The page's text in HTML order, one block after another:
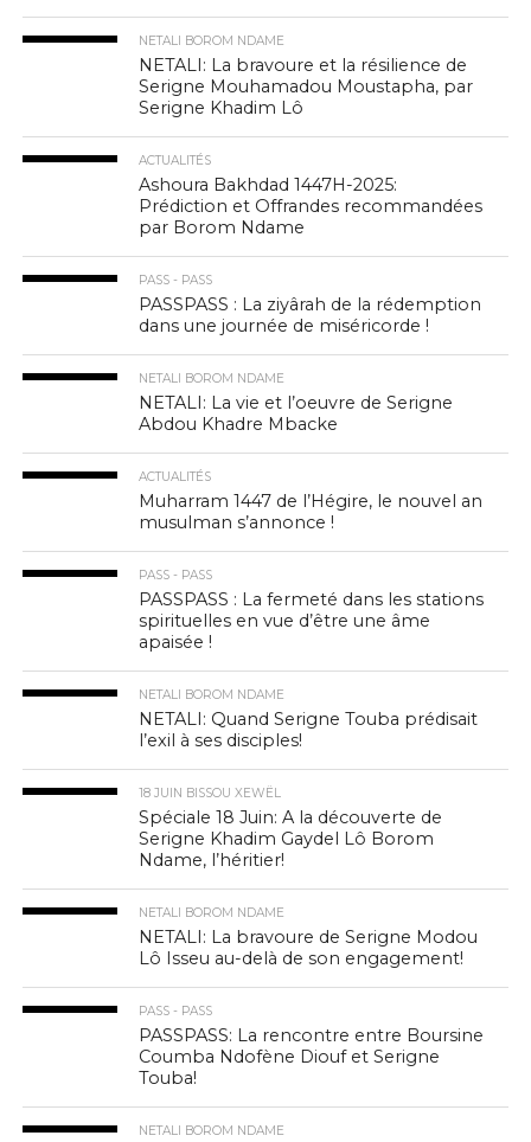
NETALI BOROM NDAME
NETALI: La bravoure et la résilience de
Serigne Mouhamadou Moustapha, par
Serigne Khadim Lô
ACTUALITÉS
Ashoura Bakhdad 1447H-2025:
Prédiction et Offrandes recommandées
par Borom Ndame
PASS - PASS
PASSPASS : La ziyârah de la rédemption
dans une journée de miséricorde !
NETALI BOROM NDAME
NETALI: La vie et l’oeuvre de Serigne
Abdou Khadre Mbacke
ACTUALITÉS
Muharram 1447 de l’Hégire, le nouvel an
musulman s’annonce !
PASS - PASS
PASSPASS : La fermeté dans les stations
spirituelles en vue d’être une âme
apaisée !
NETALI BOROM NDAME
NETALI: Quand Serigne Touba prédisait
l’exil à ses disciples!
18 JUIN BISSOU XEWËL
Spéciale 18 Juin: A la découverte de
Serigne Khadim Gaydel Lô Borom
Ndame, l’héritier!
NETALI BOROM NDAME
NETALI: La bravoure de Serigne Modou
Lô Isseu au-delà de son engagement!
PASS - PASS
PASSPASS: La rencontre entre Boursine
Coumba Ndofène Diouf et Serigne
Touba!
NETALI BOROM NDAME